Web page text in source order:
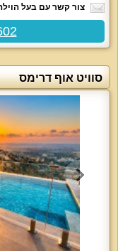
צור קשר עם בעל
סוויט אוף דרימס